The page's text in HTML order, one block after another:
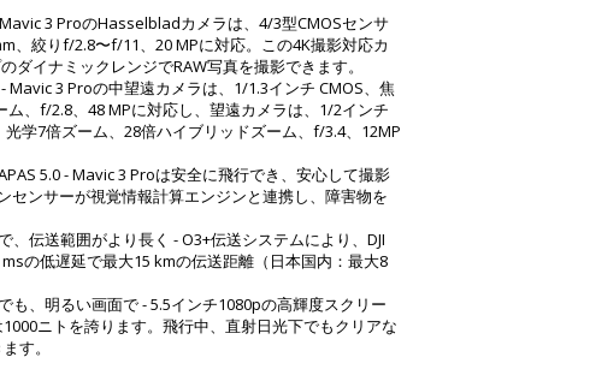
3 ProのHasselbladカメラは、4/3型CMOSセンサ
、絞りf/2.8〜f/11、20 MPに対応。この4K撮影対応カ
ダイナミックレンジでRAW写真を撮影できます。
Mavic 3 Proの中望遠カメラは、1/1.3インチ CMOS、焦
ム、f/2.8、48 MPに対応し、望遠カメラは、1/2インチ
学7倍ズーム、28倍ハイブリッドズーム、f/3.4、12MP
5.0 - Mavic 3 Proは安全に飛行でき、安心して撮影
センサーが視覚情報計算エンジンと連携し、障害物を
、伝送範囲がより長く - O3+伝送システムにより、DJI
の低遅延で最大15 kmの伝送距離（日本国内：最大8
も、明るい画面で - 5.5インチ1080pの高輝度スクリー
ニトを誇ります。飛行中、直射日光下でもクリアな
す。